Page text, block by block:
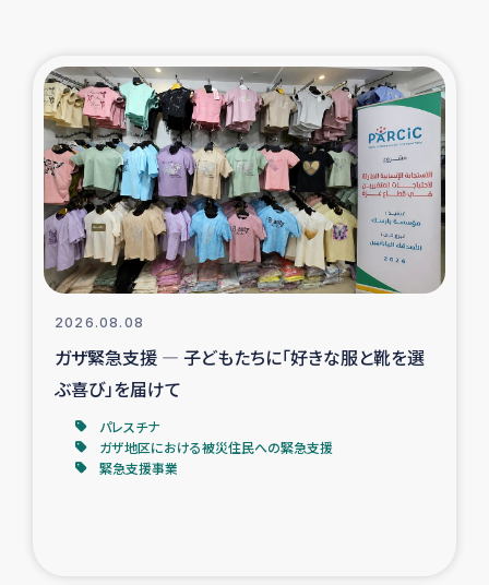
東ティモール豪雨緊急支援
大雨による洪水被災者支援
カカオ生産者支援事業
シリア国内避難民・帰還民の生活再建支援
トルコにおけるシリア難民支援事業
インドネシア中部 スラウェシの地震・津波被災者支援
スリランカ ジャフナ県干物事業
2026.08.08
ガザ緊急支援 ― 子どもたちに「好きな服と靴を選
ぶ喜び」を届けて
パレスチナ
ガザ地区における被災住民への緊急支援
緊急支援事業